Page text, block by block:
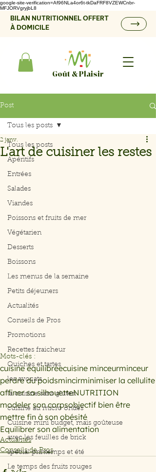
google-site-verification=Af96NLa4or6t-tkDaFRF8VZEWCnbr-
MFJORVgryjbL8
BILAN NUTRITIONNEL OFFERT
À DOMICILE
Goût & Plaisir
Post
Tous les posts
Apéritifs
Entrées
Salades
Viandes
Poissons et fruits de mer
Végétarien
Desserts
Boissons
Les menus de la semaine
Petits déjeuners
Actualités
Conseils de Pros
Promotions
Recettes fraicheur
Quiches et tartes
les avocats
la cuisine sans gluten
cuisine au micro ondes
Cuisine mini budget, mais goûteuse
avec les feuilles de brick
spécial printemps et été
Le temps des fruits rouges
Tous les posts
L'art de cuisiner les restes
2 janv.
Mots-clés :
cuisine équilibréecuisine minceurminceur
perdre du poidsmincirminimiser la cellulite
affiner sa silhouetteNUTRITION
modeler son corpsobjectif bien être
mettre fin à son obésité
Equilibrer son alimentation
Actualités
Conseils de Pros